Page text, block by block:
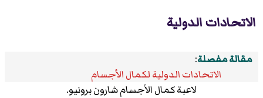
الاتحادات الدولية
مقالة مفصلة:
الاتحادات الدولية لكمال الأجسام
لاعبة كمال الأجسام شارون برونيو.